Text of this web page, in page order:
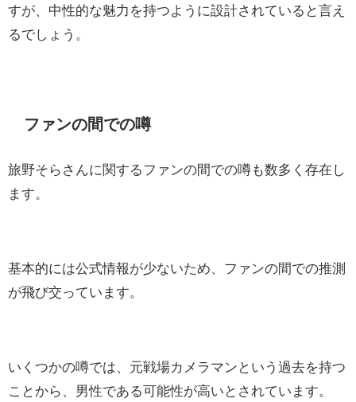
すが、中性的な魅力を持つように設計されていると言え
るでしょう。
ファンの間での噂
旅野そらさんに関するファンの間での噂も数多く存在し
ます。
基本的には公式情報が少ないため、ファンの間での推測
が飛び交っています。
いくつかの噂では、元戦場カメラマンという過去を持つ
ことから、男性である可能性が高いとされています。